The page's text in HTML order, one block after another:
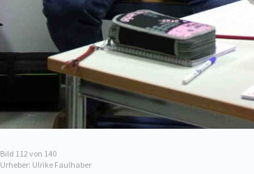
Bild 112 von 140
Urheber: Ulrike Faulhaber